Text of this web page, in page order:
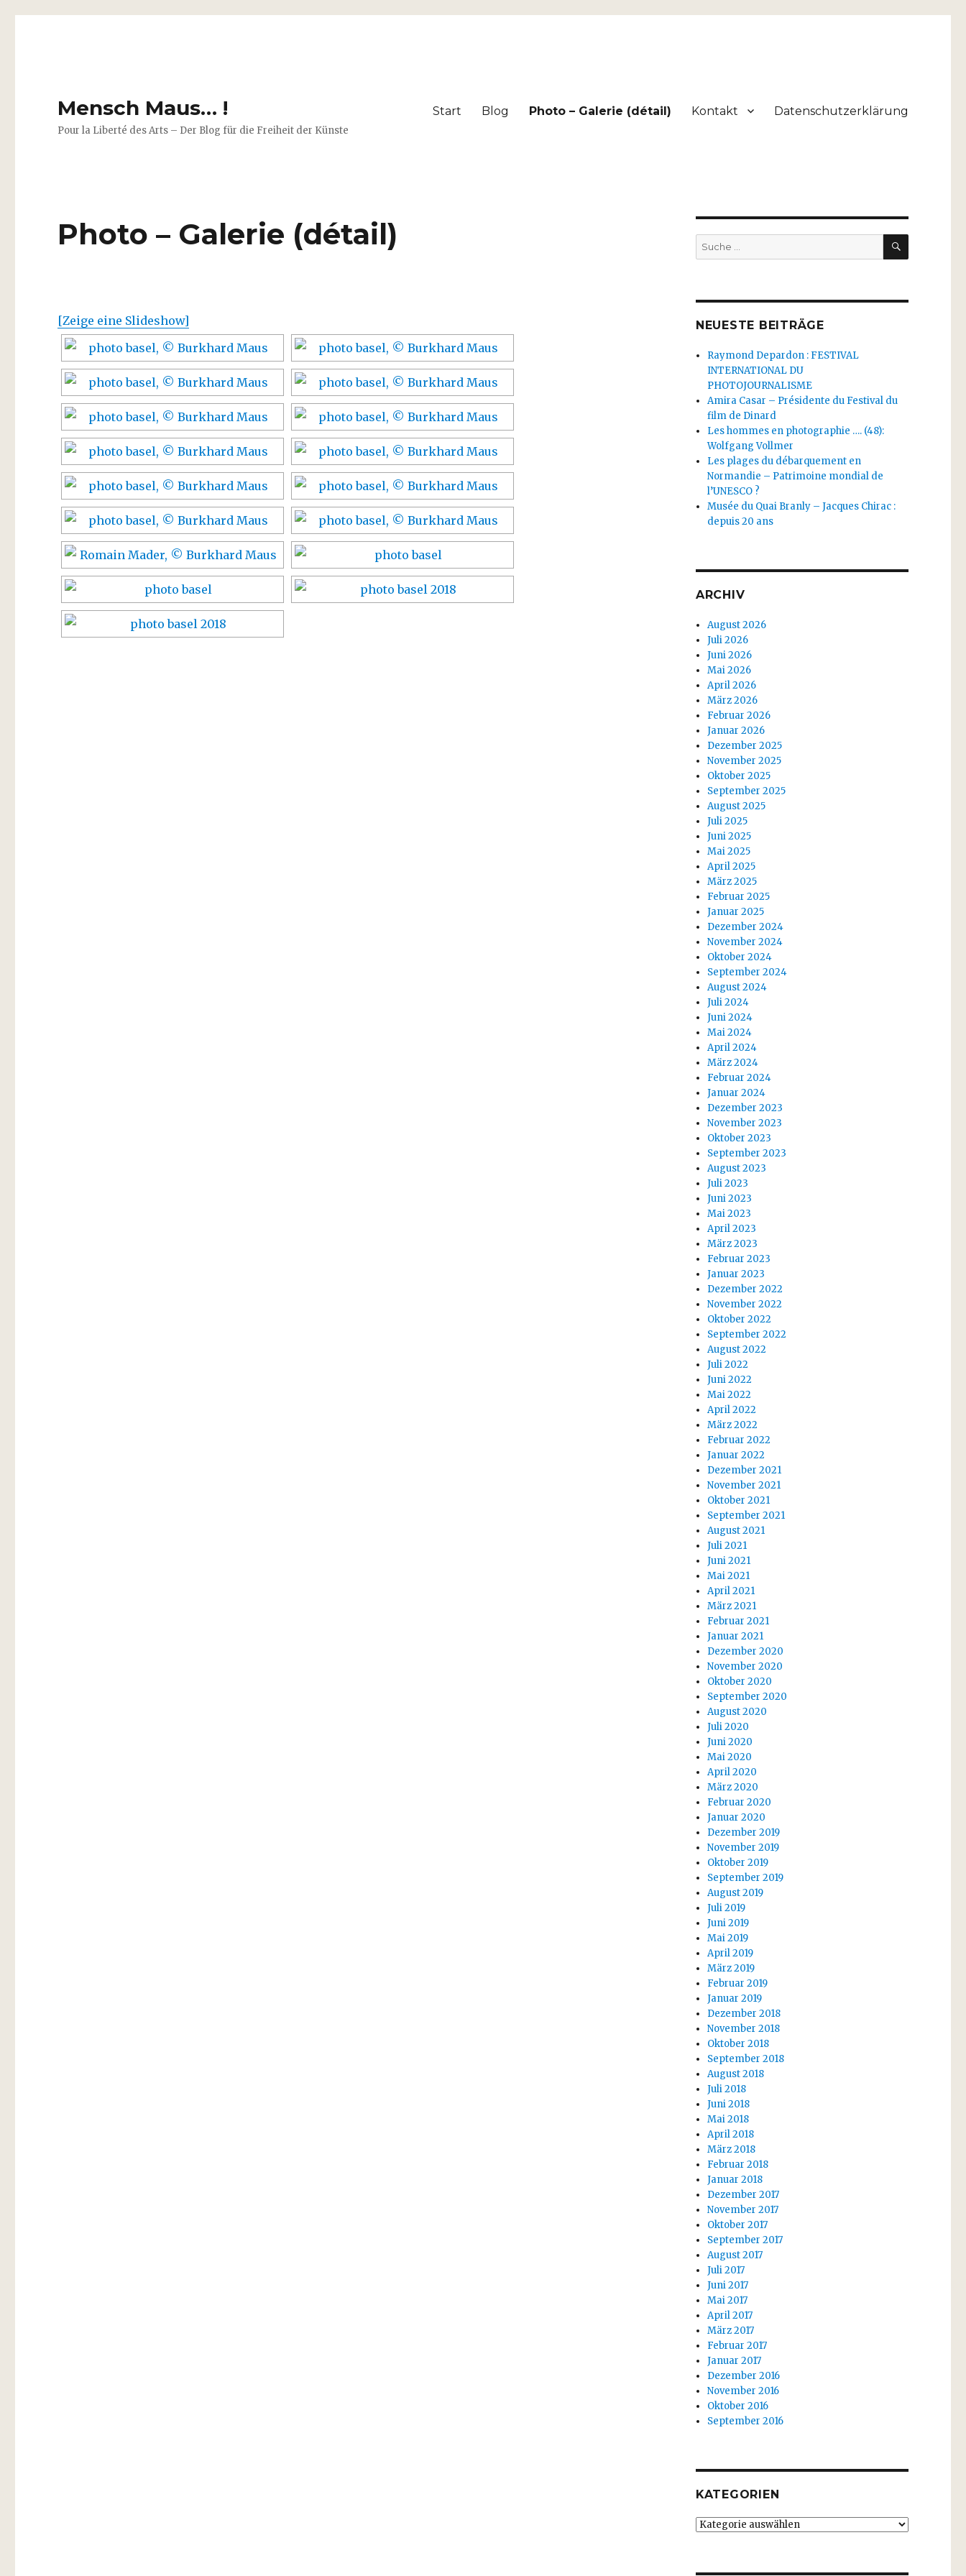
Mensch Maus… !
Pour la Liberté des Arts – Der Blog für die Freiheit der Künste
Start Blog Photo – Galerie (détail) Kontakt Datenschutzerklärung
Photo – Galerie (détail)
[Zeige eine Slideshow]
Suche
nach:
SUCHEN
NEUESTE BEITRÄGE
Raymond Depardon : FESTIVAL
INTERNATIONAL DU
PHOTOJOURNALISME
Amira Casar – Présidente du Festival du
film de Dinard
Les hommes en photographie …. (48):
Wolfgang Vollmer
Les plages du débarquement en
Normandie – Patrimoine mondial de
l’UNESCO ?
Musée du Quai Branly – Jacques Chirac :
depuis 20 ans
ARCHIV
August 2026
Juli 2026
Juni 2026
Mai 2026
April 2026
März 2026
Februar 2026
Januar 2026
Dezember 2025
November 2025
Oktober 2025
September 2025
August 2025
Juli 2025
Juni 2025
Mai 2025
April 2025
März 2025
Februar 2025
Januar 2025
Dezember 2024
November 2024
Oktober 2024
September 2024
August 2024
Juli 2024
Juni 2024
Mai 2024
April 2024
März 2024
Februar 2024
Januar 2024
Dezember 2023
November 2023
Oktober 2023
September 2023
August 2023
Juli 2023
Juni 2023
Mai 2023
April 2023
März 2023
Februar 2023
Januar 2023
Dezember 2022
November 2022
Oktober 2022
September 2022
August 2022
Juli 2022
Juni 2022
Mai 2022
April 2022
März 2022
Februar 2022
Januar 2022
Dezember 2021
November 2021
Oktober 2021
September 2021
August 2021
Juli 2021
Juni 2021
Mai 2021
April 2021
März 2021
Februar 2021
Januar 2021
Dezember 2020
November 2020
Oktober 2020
September 2020
August 2020
Juli 2020
Juni 2020
Mai 2020
April 2020
März 2020
Februar 2020
Januar 2020
Dezember 2019
November 2019
Oktober 2019
September 2019
August 2019
Juli 2019
Juni 2019
Mai 2019
April 2019
März 2019
Februar 2019
Januar 2019
Dezember 2018
November 2018
Oktober 2018
September 2018
August 2018
Juli 2018
Juni 2018
Mai 2018
April 2018
März 2018
Februar 2018
Januar 2018
Dezember 2017
November 2017
Oktober 2017
September 2017
August 2017
Juli 2017
Juni 2017
Mai 2017
April 2017
März 2017
Februar 2017
Januar 2017
Dezember 2016
November 2016
Oktober 2016
September 2016
KATEGORIEN
Kategorien